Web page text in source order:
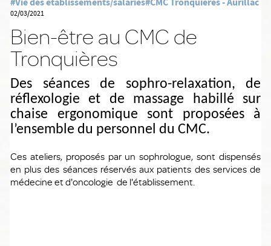
02/03/2021
Bien-être au CMC de
Tronquières
Des séances de sophro-relaxation, de
réflexologie et de massage habillé sur
chaise ergonomique sont proposées à
l’ensemble du personnel du CMC.
Ces ateliers, proposés par un sophrologue, sont dispensés
en plus des séances réservés aux patients des services de
médecine et d'oncologie de l'établissement.